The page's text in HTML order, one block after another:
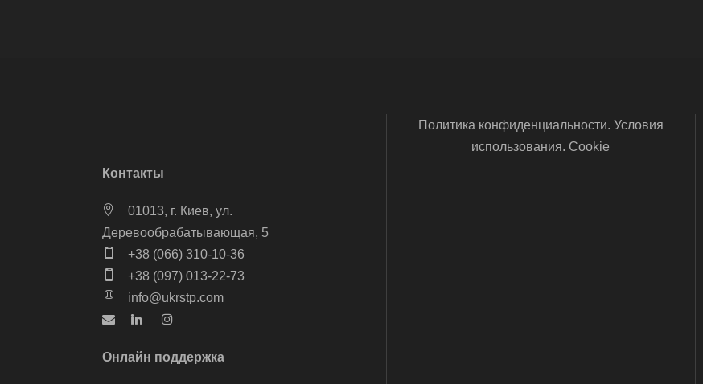
Контакты
01013, г. Киев, ул.
Деревообрабатывающая, 5
+38 (066) 310-10-36
+38 (097) 013-22-73
info@ukrstp.com
Онлайн поддержка
Политика конфиденциальности. Условия
использования. Cookie